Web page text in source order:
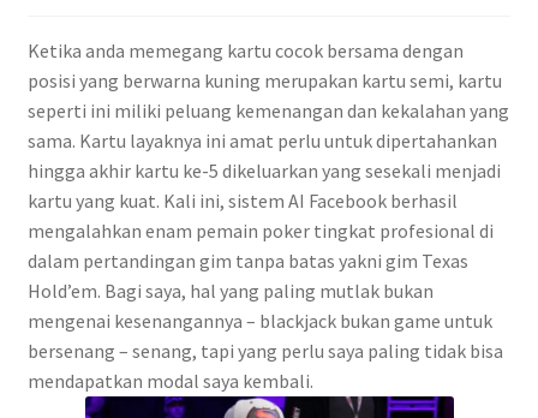
Ketika anda memegang kartu cocok bersama dengan
posisi yang berwarna kuning merupakan kartu semi, kartu
seperti ini miliki peluang kemenangan dan kekalahan yang
sama. Kartu layaknya ini amat perlu untuk dipertahankan
hingga akhir kartu ke-5 dikeluarkan yang sesekali menjadi
kartu yang kuat. Kali ini, sistem AI Facebook berhasil
mengalahkan enam pemain poker tingkat profesional di
dalam pertandingan gim tanpa batas yakni gim Texas
Hold’em. Bagi saya, hal yang paling mutlak bukan
mengenai kesenangannya – blackjack bukan game untuk
bersenang – senang, tapi yang perlu saya paling tidak bisa
mendapatkan modal saya kembali.